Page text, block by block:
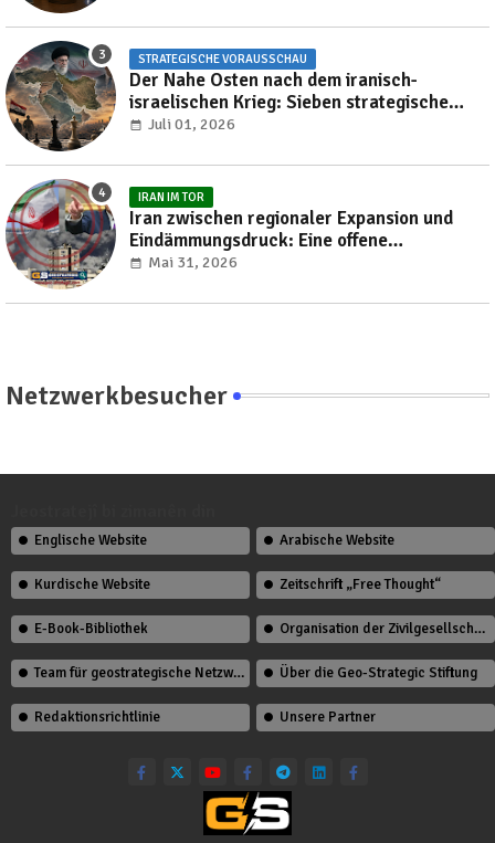
STRATEGISCHE VORAUSSCHAU
Der Nahe Osten nach dem iranisch-
israelischen Krieg: Sieben strategische
Transformationen, die die Region bis 2030
Juli 01, 2026
IRAN IM TOR
Iran zwischen regionaler Expansion und
Eindämmungsdruck: Eine offene
Verhandlung über die Neuordnung des
Mai 31, 2026
Netzwerkbesucher
Englische Website Arabische Website
Kurdische Website Zeitschrift „Free Thought“
E-Book-Bibliothek Organisation der Zivilgesellschaft
Team für geostrategische Netzwerkstudien Über die Geo-Strategic Stiftung
Redaktionsrichtlinie Unsere Partner